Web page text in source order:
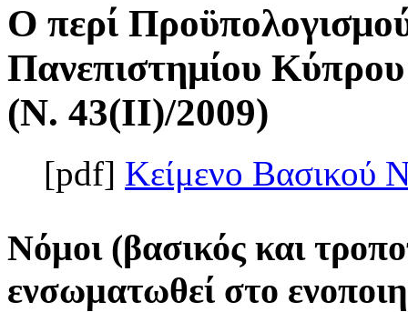
Ο περί
Πανεπιστημίου
(Ν. 43(II)/2009)
[pdf] Κείμενο Βασικού
Νόμοι (βασικός και
ενσωματωθεί στο